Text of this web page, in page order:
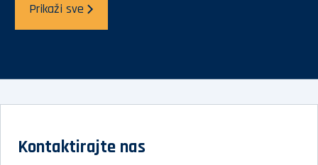
Prikaži sve
Kontaktirajte nas